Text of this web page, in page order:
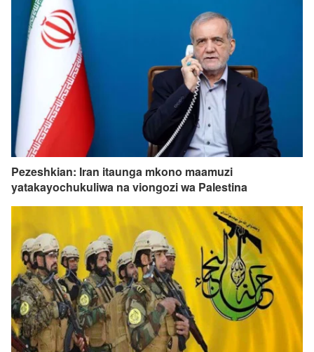
Pezeshkian: Iran itaunga mkono maamuzi
yatakayochukuliwa na viongozi wa Palestina